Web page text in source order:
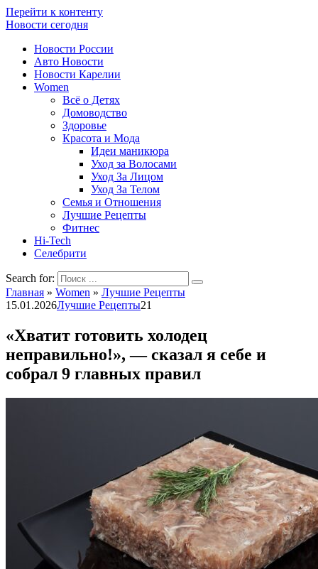
Перейти к контенту
Новости сегодня
Новости России
Авто Новости
Новости Карелии
Women
Всё о Детях
Домоводство
Здоровье
Красота и Мода
Идеи маникюра
Уход за Волосами
Уход За Лицом
Уход За Телом
Семья и Отношения
Лучшие Рецепты
Фитнес
Hi-Tech
Селебрити
Search for:
Главная » Women » Лучшие Рецепты
15.01.2026Лучшие Рецепты21
«Хватит готовить холодец
неправильно!», — сказал я себе и
собрал 9 главных правил